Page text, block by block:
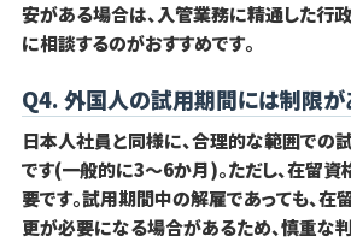
安がある場合は、入管業務に精通した行
に相談するのがおすすめです。
Q4. 外国人の試用期間には制限が
日本人社員と同様に、合理的な範囲での
です(一般的に3〜6か月)。ただし、在留
要です。試用期間中の解雇であっても、在
更が必要になる場合があるため、慎重な